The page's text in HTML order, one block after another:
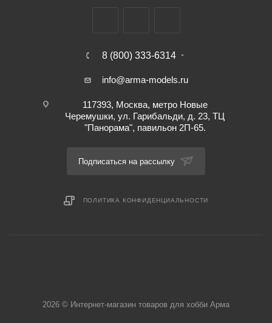
8 (800) 333-6314
info@arma-models.ru
117393, Москва, метро Новые
Черемушки, ул. Гарибальди, д. 23, ТЦ
"Панорама", павильон 2П-65.
Подписаться на рассылку
ПОЛИТИКА КОНФИДЕНЦИАЛЬНОСТИ
2026 © Интернет-магазин товаров для хобби Арма